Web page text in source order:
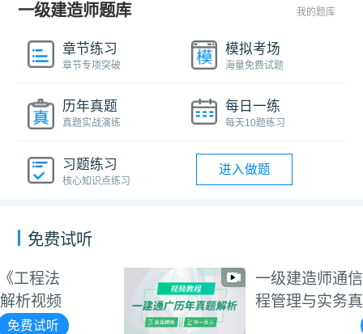
一级建造师题库 我的题库
章节练习
章节专项突破
模拟考场
海量免费试题
历年真题
真题实战演练
每日一练
每天10题练习
习题练习
核心知识点练习
进入做题
免费试听
一级建造师通信与广电工
程管理与实务真题考点班
视频教程